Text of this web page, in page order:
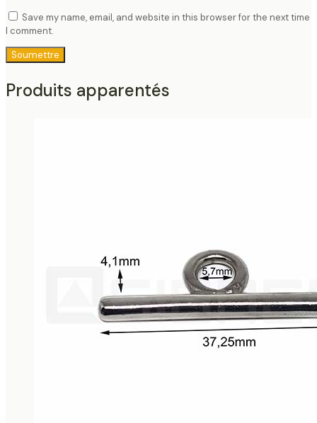
Save my name, email, and website in this browser for the next time
I comment.
Produits apparentés